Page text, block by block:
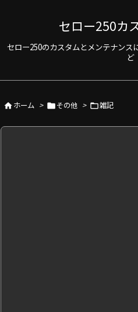
セロー250カ
セロー250のカスタムとメンテナンス
ど
ホーム > その他 > 雑記